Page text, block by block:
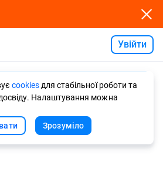
Увійти
cookies для стабільної роботи та
Налаштування можна
Зрозуміло